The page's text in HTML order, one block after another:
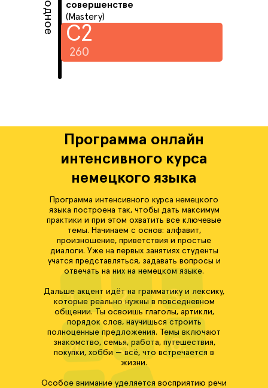
C2
260
совершенстве
(Mastery)
Программа онлайн
интенсивного курса
немецкого языка
Программа интенсивного курса немецкого
языка построена так, чтобы дать максимум
практики и при этом охватить все ключевые
темы. Начинаем с основ: алфавит,
произношение, приветствия и простые
диалоги. Уже на первых занятиях студенты
учатся представляться, задавать вопросы и
отвечать на них на немецком языке.
Дальше акцент идёт на грамматику и лексику,
которые реально нужны в повседневном
общении. Ты освоишь глаголы, артикли,
порядок слов, научишься строить
полноценные предложения. Темы включают
знакомство, семья, работа, путешествия,
покупки, хобби — всё, что встречается в
жизни.
Особое внимание уделяется восприятию речи